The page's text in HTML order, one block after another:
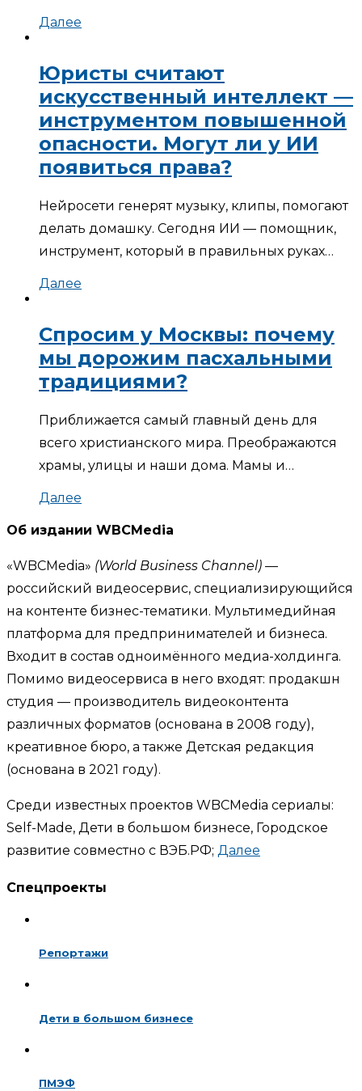
Далее
Юристы считают
искусственный интеллект —
инструментом повышенной
опасности. Могут ли у ИИ
появиться права?
Нейросети генерят музыку, клипы, помогают
делать домашку. Сегодня ИИ — помощник,
инструмент, который в правильных руках…
Далее
Спросим у Москвы: почему
мы дорожим пасхальными
традициями?
Приближается самый главный день для
всего христианского мира. Преображаются
храмы, улицы и наши дома. Мамы и…
Далее
Об издании WBCMedia
«WBCMedia» (World Business Channel) —
российский видеосервис, специализирующийся
на контенте бизнес-тематики. Мультимедийная
платформа для предпринимателей и бизнеса.
Входит в состав одноимённого медиа-холдинга.
Помимо видеосервиса в него входят: продакшн
студия — производитель видеоконтента
различных форматов (основана в 2008 году),
креативное бюро, а также Детская редакция
(основана в 2021 году).
Среди известных проектов WBCMedia сериалы:
Self-Made, Дети в большом бизнесе, Городское
развитие совместно с ВЭБ.РФ; Далее
Спецпроекты
Репортажи
Дети в большом бизнесе
ПМЭФ